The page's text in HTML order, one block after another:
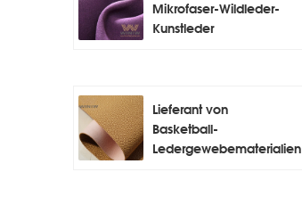
Mikrofaser-Wildleder-
Kunstleder
Lieferant von
Basketball-
Ledergewebematerialien